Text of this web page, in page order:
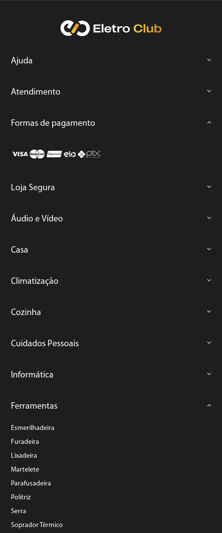
Ajuda
Atendimento
Formas de pagamento
Loja Segura
Áudio e Vídeo
Casa
Climatização
Cozinha
Cuidados Pessoais
Informática
Ferramentas
Esmerilhadeira
Furadeira
Lixadeira
Martelete
Parafusadeira
Politriz
Serra
Soprador Térmico